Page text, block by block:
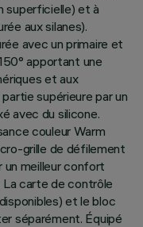
superficielle) et à
aux silanes).
avec un primaire et
apportant une
et aux
supérieure par un
avec du silicone.
couleur Warm
grille de défilement
un meilleur confort
La carte de contrôle
et le bloc
séparément. Équipé